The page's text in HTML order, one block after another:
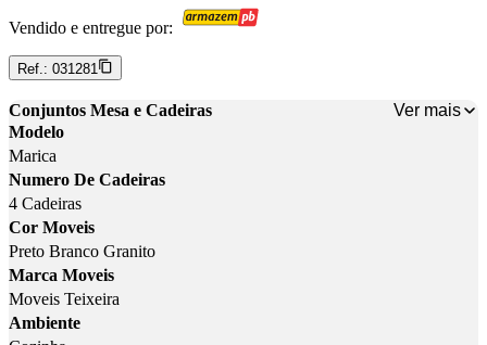
Vendido e entregue por:
Ref.: 031281
Conjuntos Mesa e Cadeiras
Ver mais
Modelo
Marica
Numero De Cadeiras
4 Cadeiras
Cor Moveis
Preto Branco Granito
Marca Moveis
Moveis Teixeira
Ambiente